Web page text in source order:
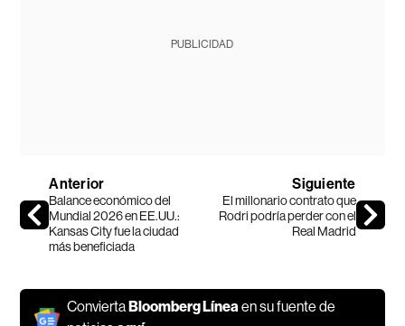
PUBLICIDAD
Anterior
Balance económico del
Mundial 2026 en EE.UU.:
Kansas City fue la ciudad
más beneficiada
Siguiente
El millonario contrato que
Rodri podría perder con el
Real Madrid
Convierta Bloomberg Líneaen su fuente de